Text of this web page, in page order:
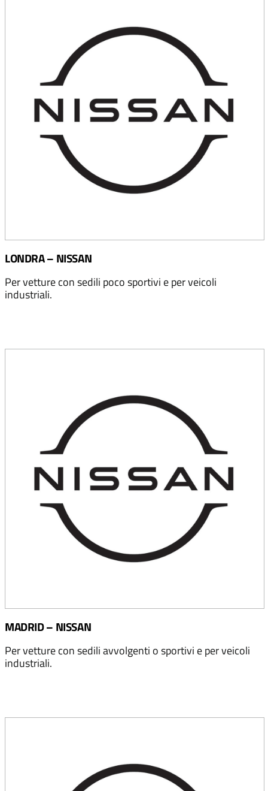
LONDRA – NISSAN
Per vetture con sedili poco sportivi e per veicoli
industriali.
MADRID – NISSAN
Per vetture con sedili avvolgenti o sportivi e per veicoli
industriali.